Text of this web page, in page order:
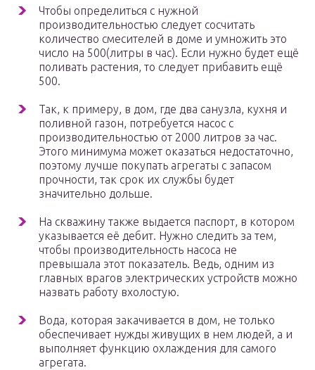
Чтобы определиться с нужной
производительностью следует сосчитать
количество смесителей в доме и умножить это
число на 500(литры в час). Если нужно будет ещё
поливать растения, то следует прибавить ещё
500.
Так, к примеру, в дом, где два санузла, кухня и
поливной газон, потребуется насос с
производительностью от 2000 литров за час.
Этого минимума может оказаться недостаточно,
поэтому лучше покупать агрегаты с запасом
прочности, так срок их службы будет
значительно дольше.
На скважину также выдается паспорт, в котором
указывается её дебит. Нужно следить за тем,
чтобы производительность насоса не
превышала этот показатель. Ведь, одним из
главных врагов электрических устройств можно
назвать работу вхолостую.
Вода, которая закачивается в дом, не только
обеспечивает нужды живущих в нем людей, а и
выполняет функцию охлаждения для самого
агрегата.